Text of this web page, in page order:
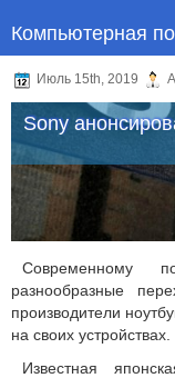
Компьютерная
Июль 15th, 2019
Sony
Современному
разнообразные
производители
на своих устройствах.
Известная